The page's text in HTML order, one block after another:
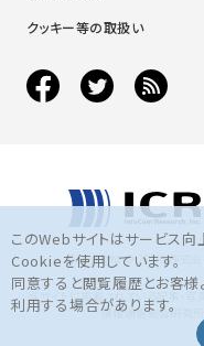
クッキー等の取扱い
Copyright © 2016 株式会
当サイトに掲載されている記事・写
情報通信総合研究所
このWebサイトはサービス
Cookieを使用しています。
同意すると閲覧履歴とお客
利用する場合があります。